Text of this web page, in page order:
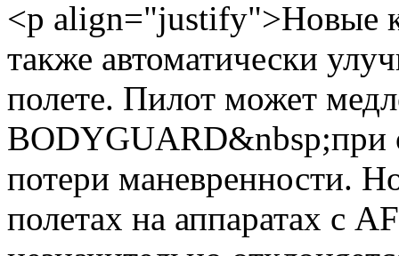
<p align="justify">Новые
также автоматически
полете. Пилот может
BODYGUARD&nbsp;при
потери маневренности.
полетах на аппаратах с